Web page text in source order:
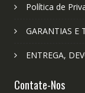
Política de
GARANTIAS E
ENTREGA,
Contate-Nos